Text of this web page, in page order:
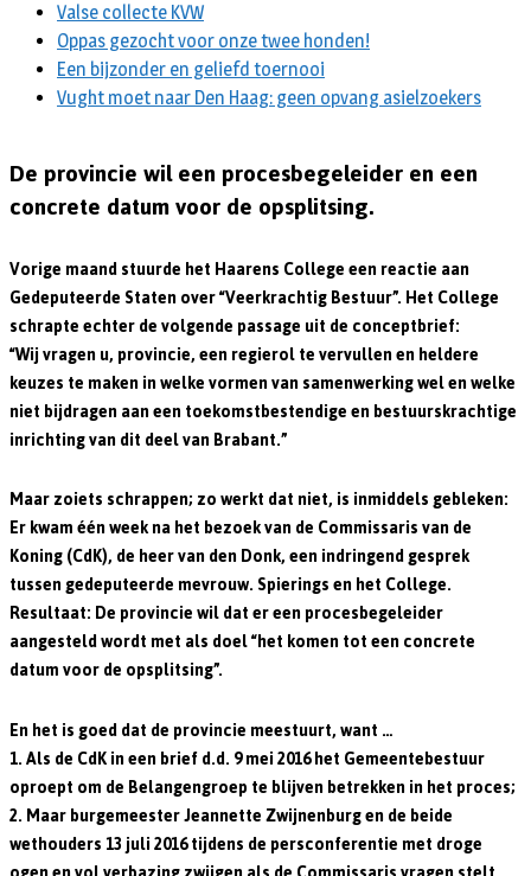
Valse collecte KVW
Oppas gezocht voor onze twee honden!
Een bijzonder en geliefd toernooi
Vught moet naar Den Haag: geen opvang asielzoekers
De provincie wil een procesbegeleider en een
concrete datum voor de opsplitsing.
Vorige maand stuurde het Haarens College een reactie aan
Gedeputeerde Staten over “Veerkrachtig Bestuur”. Het College
schrapteechter de volgende passage uit de conceptbrief:
“Wij vragen u, provincie, een regierol te vervullen en heldere
keuzes te maken in welke vormen van samenwerking wel en welke
niet bijdragen aan een toekomstbestendige en bestuurskrachtige
inrichting van dit deel van Brabant.”
Maar zoiets schrappen; zo werkt dat niet, is inmiddels gebleken:
Er kwam één week na het bezoek van de Commissaris van de
Koning (CdK), de heer van den Donk, een indringend gesprek
tussen gedeputeerde mevrouw. Spierings en het College.
Resultaat: De provincie wil dat er een procesbegeleider
aangesteld wordt met als doel “het komen tot een concrete
datum voor de opsplitsing”.
En het is goed dat de provincie meestuurt, want …
1. Als de CdK in een brief d.d. 9 mei 2016 het Gemeentebestuur
oproept om de Belangengroep te blijven betrekken in het proces;
2. Maar burgemeester Jeannette Zwijnenburg en de beide
wethouders 13 juli 2016 tijdens de persconferentie met droge